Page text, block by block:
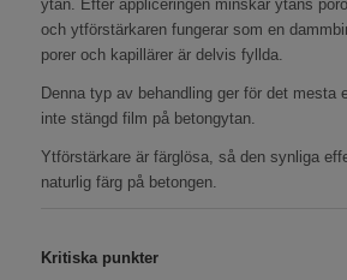
ytan. Efter appliceringen minskar ytans
och ytförstärkaren fungerar som en
porer och kapillärer är delvis fyllda.
Denna typ av behandling ger för det mesta
inte stängd film på betongytan.
Ytförstärkare är färglösa, så den synliga
naturlig färg på betongen.
Kritiska punkter